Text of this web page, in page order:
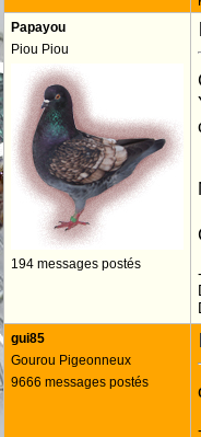
Papayou
Piou Piou
194 messages postés
gui85
Gourou Pigeonneux
9666 messages postés